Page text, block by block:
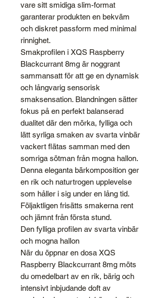
vare sitt smidiga slim-format
garanterar produkten en bekväm
och diskret passform med minimal
rinnighet.
Smakprofilen i XQS Raspberry
Blackcurrant 8mg är noggrant
sammansatt för att ge en dynamisk
och långvarig sensorisk
smaksensation. Blandningen sätter
fokus på en perfekt balanserad
dualitet där den mörka, fylliga och
lätt syrliga smaken av svarta vinbär
vackert flätas samman med den
somriga sötman från mogna hallon.
Denna eleganta bärkomposition ger
en rik och naturtrogen upplevelse
som håller i sig under en lång tid.
Följaktligen frisätts smakerna rent
och jämnt från första stund.
Den fylliga profilen av svarta vinbär
och mogna hallon
När du öppnar en dosa XQS
Raspberry Blackcurrant 8mg möts
du omedelbart av en rik, bärig och
intensivt inbjudande doft av